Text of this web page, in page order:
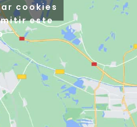
cookies
este